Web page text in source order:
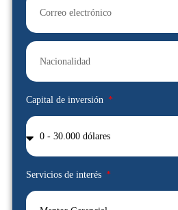
Capital de inversión
Servicios de interés